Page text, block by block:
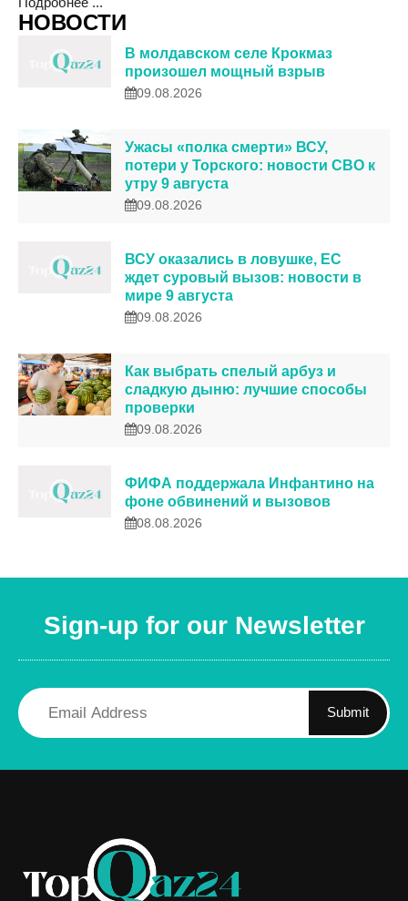
НОВОСТИ
В молдавском селе Крокмаз
произошел мощный взрыв
09.08.2026
Ужасы «полка смерти» ВСУ,
потери у Торского: новости СВО к
утру 9 августа
09.08.2026
ВСУ оказались в ловушке, ЕС
ждет суровый вызов: новости в
мире 9 августа
09.08.2026
Как выбрать спелый арбуз и
сладкую дыню: лучшие способы
проверки
09.08.2026
ФИФА поддержала Инфантино на
фоне обвинений и вызовов
08.08.2026
Sign-up for our Newsletter
Submit